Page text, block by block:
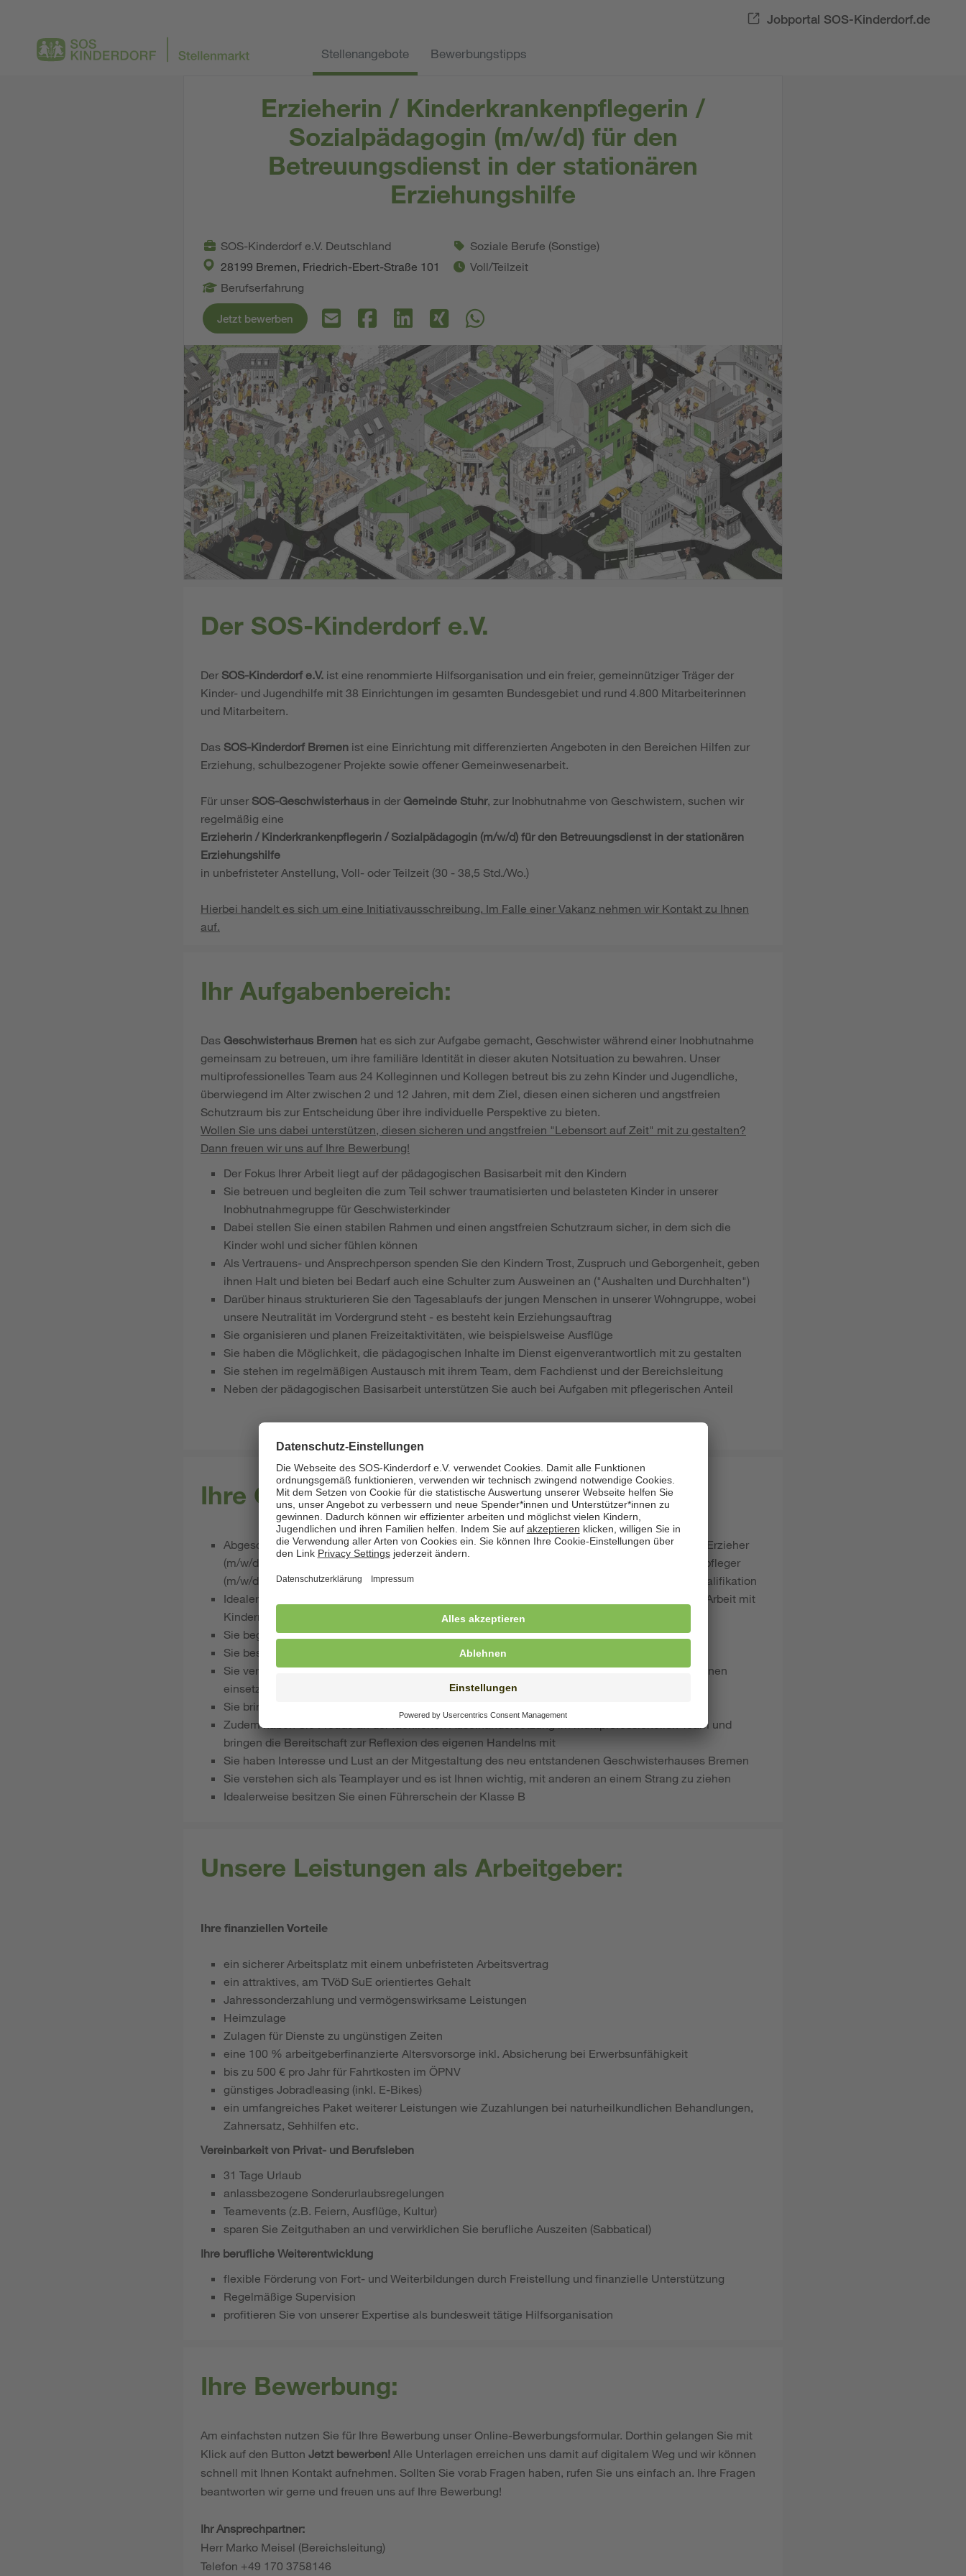
Jobportal SOS-Kinderdorf.de
Stellenangebote Bewerbungstipps
Erzieherin / Kinderkrankenpflegerin /
Sozialpädagogin (m/w/d) für den
Betreuungsdienst in der stationären
Erziehungshilfe
SOS-Kinderdorf e.V. Deutschland
28199 Bremen, Friedrich-Ebert-Straße 101
Berufserfahrung
Soziale Berufe (Sonstige)
Voll/Teilzeit
Jetzt bewerben
Der SOS-Kinderdorf e.V.
Der SOS-Kinderdorf e.V. ist eine renommierte Hilfsorganisation und ein freier, gemeinnütziger Träger der
Kinder- und Jugendhilfe mit 38 Einrichtungen im gesamten Bundesgebiet und rund 4.800 Mitarbeiterinnen
und Mitarbeitern.
Das SOS-Kinderdorf Bremen ist eine Einrichtung mit differenzierten Angeboten in den Bereichen Hilfen zur
Erziehung, schulbezogener Projekte sowie offener Gemeinwesenarbeit.
Für unser SOS-Geschwisterhaus in der Gemeinde Stuhr, zur Inobhutnahme von Geschwistern, suchen wir
regelmäßig eine
Erzieherin / Kinderkrankenpflegerin / Sozialpädagogin (m/w/d) für den Betreuungsdienst in der stationären
Erziehungshilfe
in unbefristeter Anstellung, Voll- oder Teilzeit (30 - 38,5 Std./Wo.)
Hierbei handelt es sich um eine Initiativausschreibung. Im Falle einer Vakanz nehmen wir Kontakt zu Ihnen
auf.
Ihr Aufgabenbereich:
Das Geschwisterhaus Bremen hat es sich zur Aufgabe gemacht, Geschwister während einer Inobhutnahme
gemeinsam zu betreuen, um ihre familiäre Identität in dieser akuten Notsituation zu bewahren. Unser
multiprofessionelles Team aus 24 Kolleginnen und Kollegen betreut bis zu zehn Kinder und Jugendliche,
überwiegend im Alter zwischen 2 und 12 Jahren, mit dem Ziel, diesen einen sicheren und angstfreien
Schutzraum bis zur Entscheidung über ihre individuelle Perspektive zu bieten.
Wollen Sie uns dabei unterstützen, diesen sicheren und angstfreien "Lebensort auf Zeit" mit zu gestalten?
Dann freuen wir uns auf Ihre Bewerbung!
Der Fokus Ihrer Arbeit liegt auf der pädagogischen Basisarbeit mit den Kindern
Sie betreuen und begleiten die zum Teil schwer traumatisierten und belasteten Kinder in unserer
Inobhutnahmegruppe für Geschwisterkinder
Dabei stellen Sie einen stabilen Rahmen und einen angstfreien Schutzraum sicher, in dem sich die
Kinder wohl und sicher fühlen können
Als Vertrauens- und Ansprechperson spenden Sie den Kindern Trost, Zuspruch und Geborgenheit, geben
ihnen Halt und bieten bei Bedarf auch eine Schulter zum Ausweinen an ("Aushalten und Durchhalten")
Darüber hinaus strukturieren Sie den Tagesablaufs der jungen Menschen in unserer Wohngruppe, wobei
unsere Neutralität im Vordergrund steht - es besteht kein Erziehungsauftrag
Sie organisieren und planen Freizeitaktivitäten, wie beispielsweise Ausflüge
Sie haben die Möglichkeit, die pädagogischen Inhalte im Dienst eigenverantwortlich mit zu gestalten
Sie stehen im regelmäßigen Austausch mit ihrem Team, dem Fachdienst und der Bereichsleitung
Neben der pädagogischen Basisarbeit unterstützen Sie auch bei Aufgaben mit pflegerischen Anteil
Ihre Qualifikation und Kompetenzen:
Abgeschlossene Ausbildung als staatl. anerkannte Erzieherin (m/w/d) oder staatl. anerkannter Erzieher
(m/w/d), Heilerziehungspflegerin (m/w/d), Kinderkrankenpflegerin (m/w/d) oder Heilerziehungspfleger
(m/w/d), ein abgeschlossenes Studium im pädagogischen Bereich oder eine vergleichbare Qualifikation
Idealerweise konnten Sie bereits Erfahrungen in einer vollstationären Wohngruppe oder in der Arbeit mit
Kindern sammeln
Sie begegnen den Kindern in Notsituationen mit viel Wertschätzung und Empathie
Sie besitzen Einfühlungsvermögen, allerdings auch Durchsetzungsvermögen
Sie verfügen über Stressresistenz und Konfliktfähigkeit, die Sie sicher in stressreichen Situationen
einsetzen
Sie bringen Flexibilität in Bezug auf die regelmäßig wechselnden Belegungen mit
Zudem haben Sie Freude an der fachlichen Auseinandersetzung im multiprofessionellen Team und
bringen die Bereitschaft zur Reflexion des eigenen Handelns mit
Sie haben Interesse und Lust an der Mitgestaltung des neu entstandenen Geschwisterhauses Bremen
Sie verstehen sich als Teamplayer und es ist Ihnen wichtig, mit anderen an einem Strang zu ziehen
Idealerweise besitzen Sie einen Führerschein der Klasse B
Unsere Leistungen als Arbeitgeber:
Ihre finanziellen Vorteile
ein sicherer Arbeitsplatz mit einem unbefristeten Arbeitsvertrag
ein attraktives, am TVöD SuE orientiertes Gehalt
Jahressonderzahlung und vermögenswirksame Leistungen
Heimzulage
Zulagen für Dienste zu ungünstigen Zeiten
eine 100 % arbeitgeberfinanzierte Altersvorsorge inkl. Absicherung bei Erwerbsunfähigkeit
bis zu 500 € pro Jahr für Fahrtkosten im ÖPNV
günstiges Jobradleasing (inkl. E-Bikes)
ein umfangreiches Paket weiterer Leistungen wie Zuzahlungen bei naturheilkundlichen Behandlungen,
Zahnersatz, Sehhilfen etc.
Vereinbarkeit von Privat- und Berufsleben
31 Tage Urlaub
anlassbezogene Sonderurlaubsregelungen
Teamevents (z.B. Feiern, Ausflüge, Kultur)
sparen Sie Zeitguthaben an und verwirklichen Sie berufliche Auszeiten (Sabbatical)
Ihre berufliche Weiterentwicklung
flexible Förderung von Fort- und Weiterbildungen durch Freistellung und finanzielle Unterstützung
Regelmäßige Supervision
profitieren Sie von unserer Expertise als bundesweit tätige Hilfsorganisation
Ihre Bewerbung:
Am einfachsten nutzen Sie für Ihre Bewerbung unser Online-Bewerbungsformular. Dorthin gelangen Sie mit
Klick auf den Button Jetzt bewerben! Alle Unterlagen erreichen uns damit auf digitalem Weg und wir können
schnell mit Ihnen Kontakt aufnehmen. Sollten Sie vorab Fragen haben, rufen Sie uns einfach an. Ihre Fragen
beantworten wir gerne und freuen uns auf Ihre Bewerbung!
Ihr Ansprechpartner:
Herr Marko Meisel (Bereichsleitung)
Telefon +49 170 3758146